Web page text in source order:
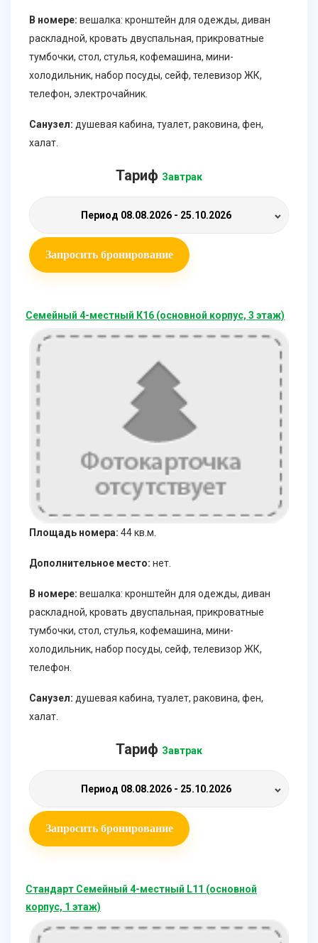
В номере: вешалка: кронштейн для одежды, диван
раскладной, кровать двуспальная, прикроватные
тумбочки, стол, стулья, кофемашина, мини-
холодильник, набор посуды, сейф, телевизор ЖК,
телефон, электрочайник.
Санузел: душевая кабина, туалет, раковина, фен,
халат.
Тариф Завтрак
Период 08.08.2026 - 25.10.2026
Запросить бронирование
Семейный 4-местный К16 (основной корпус, 3 этаж)
Площадь номера: 44 кв.м.
Дополнительное место: нет.
В номере: вешалка: кронштейн для одежды, диван
раскладной, кровать двуспальная, прикроватные
тумбочки, стол, стулья, кофемашина, мини-
холодильник, набор посуды, сейф, телевизор ЖК,
телефон.
Санузел: душевая кабина, туалет, раковина, фен,
халат.
Тариф Завтрак
Период 08.08.2026 - 25.10.2026
Запросить бронирование
Стандарт Семейный 4-местный L11 (основной
корпус, 1 этаж)